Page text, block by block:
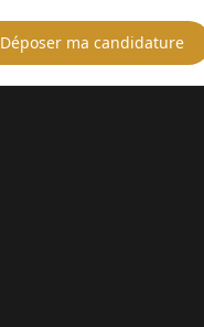
Déposer ma candidature